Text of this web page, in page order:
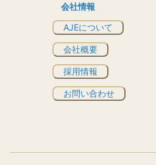
会社情報
AJEについて
会社概要
採用情報
お問い合わせ